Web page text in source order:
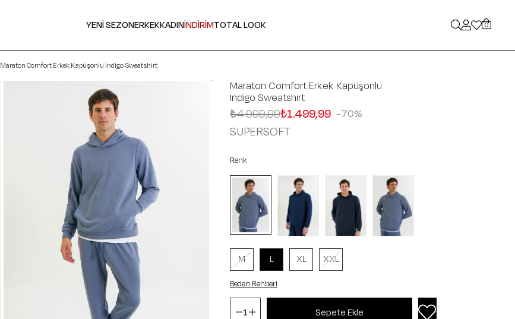
YENİ SEZONERKEKKADINİNDİRİMTOTAL LOOK 0
Maraton Comfort Erkek Kapüşonlu İndigo Sweatshirt
Maraton Comfort Erkek Kapüşonlu
İndigo Sweatshirt
70
₺4.999,99₺1.499,99
SUPERSOFT
Renk
M L XL XXL
Beden Rehberi